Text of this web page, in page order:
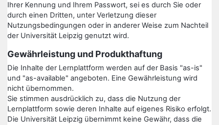
Ihrer Kennung und Ihrem Passwort, sei es durch Sie oder
durch einen Dritten, unter Verletzung dieser
Nutzungsbedingungen oder in anderer Weise zum Nachteil
der Universität Leipzig genutzt wird.
Gewährleistung und Produkthaftung
Die Inhalte der Lernplattform werden auf der Basis "as-is"
und "as-available" angeboten. Eine Gewährleistung wird
nicht übernommen.
Sie stimmen ausdrücklich zu, dass die Nutzung der
Lernplattform sowie deren Inhalte auf eigenes Risiko erfolgt.
Die Universität Leipzig übernimmt keine Gewähr, dass die